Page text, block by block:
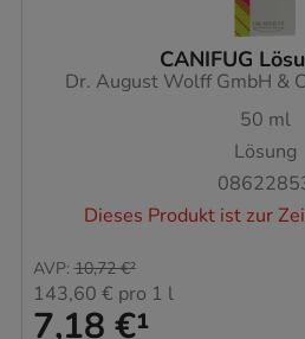
CANIFUG
Dr. August Wolff GmbH &
50 ml
Lösung
Dieses Produkt ist zur
7,18 €¹
AVP: 10,72 €²
143,60 € pro 1 l